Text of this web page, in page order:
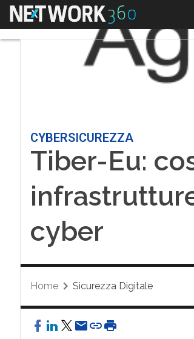
Menu
CYBERSICUREZZA
Tiber-Eu:
cyber
Home Sicurezza Digitale